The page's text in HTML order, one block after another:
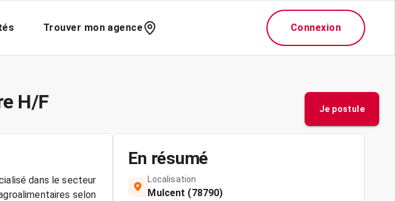
Trouver mon agence Connexion
H/F Je postule
dans le secteur
selon
En résumé
Localisation
Mulcent (78790)